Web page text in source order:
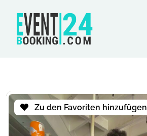
Zu den Favoriten hinzufügen